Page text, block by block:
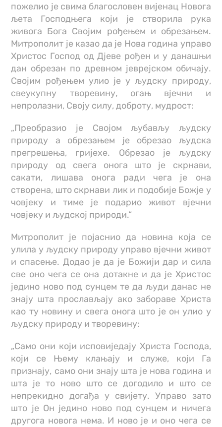
пожелио је свима благословен вијенац Новога
љета Господњега који је створила рука
живога Бога Својим рођењем и обрезањем.
Митрополит је казао да је Нова година управо
Христос Господ од Дјеве рођен и у данашњи
дан обрезан по древном јеврејском обичају.
Својим рођењем улио је у људску природу,
свеукупну творевину, огањ вјечни и
непролазни, Своју силу, доброту, мудрост:
„Преобразио је Својом љубављу људску
природу а обрезањем је обрезао људска
прегрешења, гријехе. Обрезао је људску
природу од свега онога што је скрнави,
сакати, лишава онога ради чега је она
створена, што скрнави лик и подобије Божје у
човјеку и тиме је подарио живот вјечни
човјеку и људској природи.“
Митрополит је појаснио да новина која се
улила у људску природу управо вјечни живот
и спасење. Додао је да је Божији дар и сила
све оно чега се она дотакне и да је Христос
једино ново под сунцем те да људи данас не
знају шта прослављају ако забораве Христа
као ту новину и свега онога што је он улио у
људску природу и творевину:
„Само они који исповиједају Христа Господа,
који се Њему клањају и служе, који Га
признају, само они знају шта је нова година и
шта је то ново што се догодило и што се
непрекидно догађа у свијету. Управо зато
што је Он једино ново под сунцем и ничега
другога новога нема. И ново је и оно чега се